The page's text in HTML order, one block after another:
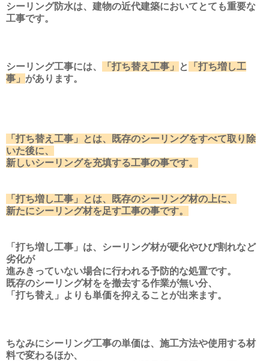
シーリング防水は、建物の近代建築においてとても重要な
工事です。
シーリング工事には、 「打ち替え工事」 と
「打ち増し工
事」 があります。
「打ち替え工事」とは、既存のシーリングをすべて取り除
いた後に、
新しいシーリングを充填する工事の事です。
「打ち増し工事」とは、既存のシーリング材の上に、
新たにシーリング材を足す工事の事です。
「打ち増し工事」は、シーリング材が硬化やひび割れなど
劣化が
進みきっていない場合に行われる予防的な処置です。
既存のシーリング材をを撤去する作業が無い分、
「打ち替え」よりも単価を抑えることが出来ます。
ちなみにシーリング工事の単価は、施工方法や使用する材
料で変わるほか、